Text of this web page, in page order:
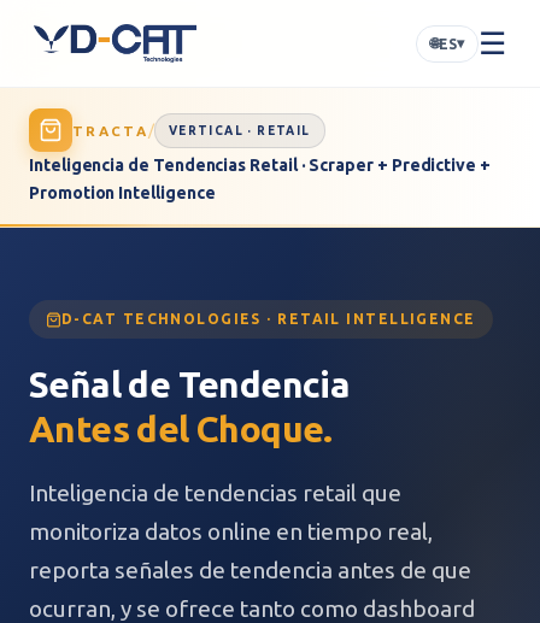
🌐ES▾ ☰
TRACTA /
Inteligencia de Tendencias Retail · Scraper + Predictive +
Promotion Intelligence
VERTICAL · RETAIL
D-CAT TECHNOLOGIES · RETAIL INTELLIGENCE
Señal de Tendencia
Antes del Choque.
Inteligencia de tendencias retail que
monitoriza datos online en tiempo real,
reporta señales de tendencia antes de que
ocurran, y se ofrece tanto como dashboard